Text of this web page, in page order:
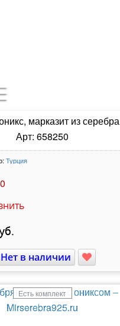
марказит из серебра
Арт: 658250
Турция
0
в наличии
Есть комплект